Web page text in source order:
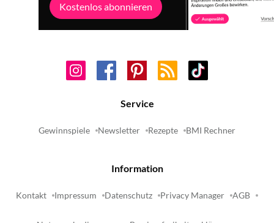
Kostenlos abonnieren
Service
Gewinnspiele Newsletter Rezepte BMI Rechner
Information
Kontakt Impressum Datenschutz Privacy Manager AGB